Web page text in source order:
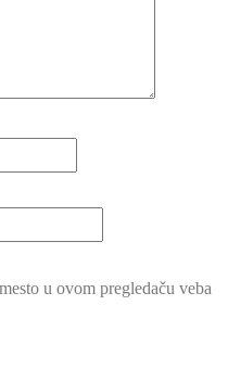
u ovom pregledaču veba